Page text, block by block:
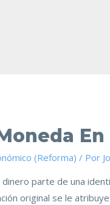
(Reforma) / Por
parte de una
original se le